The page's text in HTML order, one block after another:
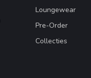
Loungewear
Pre-Order
Collecties